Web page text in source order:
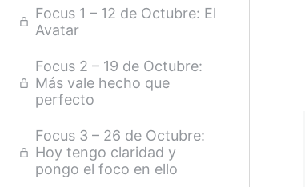
Focus 1 – 12 de Octubre: El
Avatar
Focus 2 – 19 de Octubre:
Más vale hecho que
perfecto
Focus 3 – 26 de Octubre:
Hoy tengo claridad y
pongo el foco en ello